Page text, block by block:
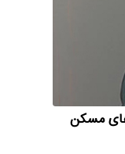
مسکن